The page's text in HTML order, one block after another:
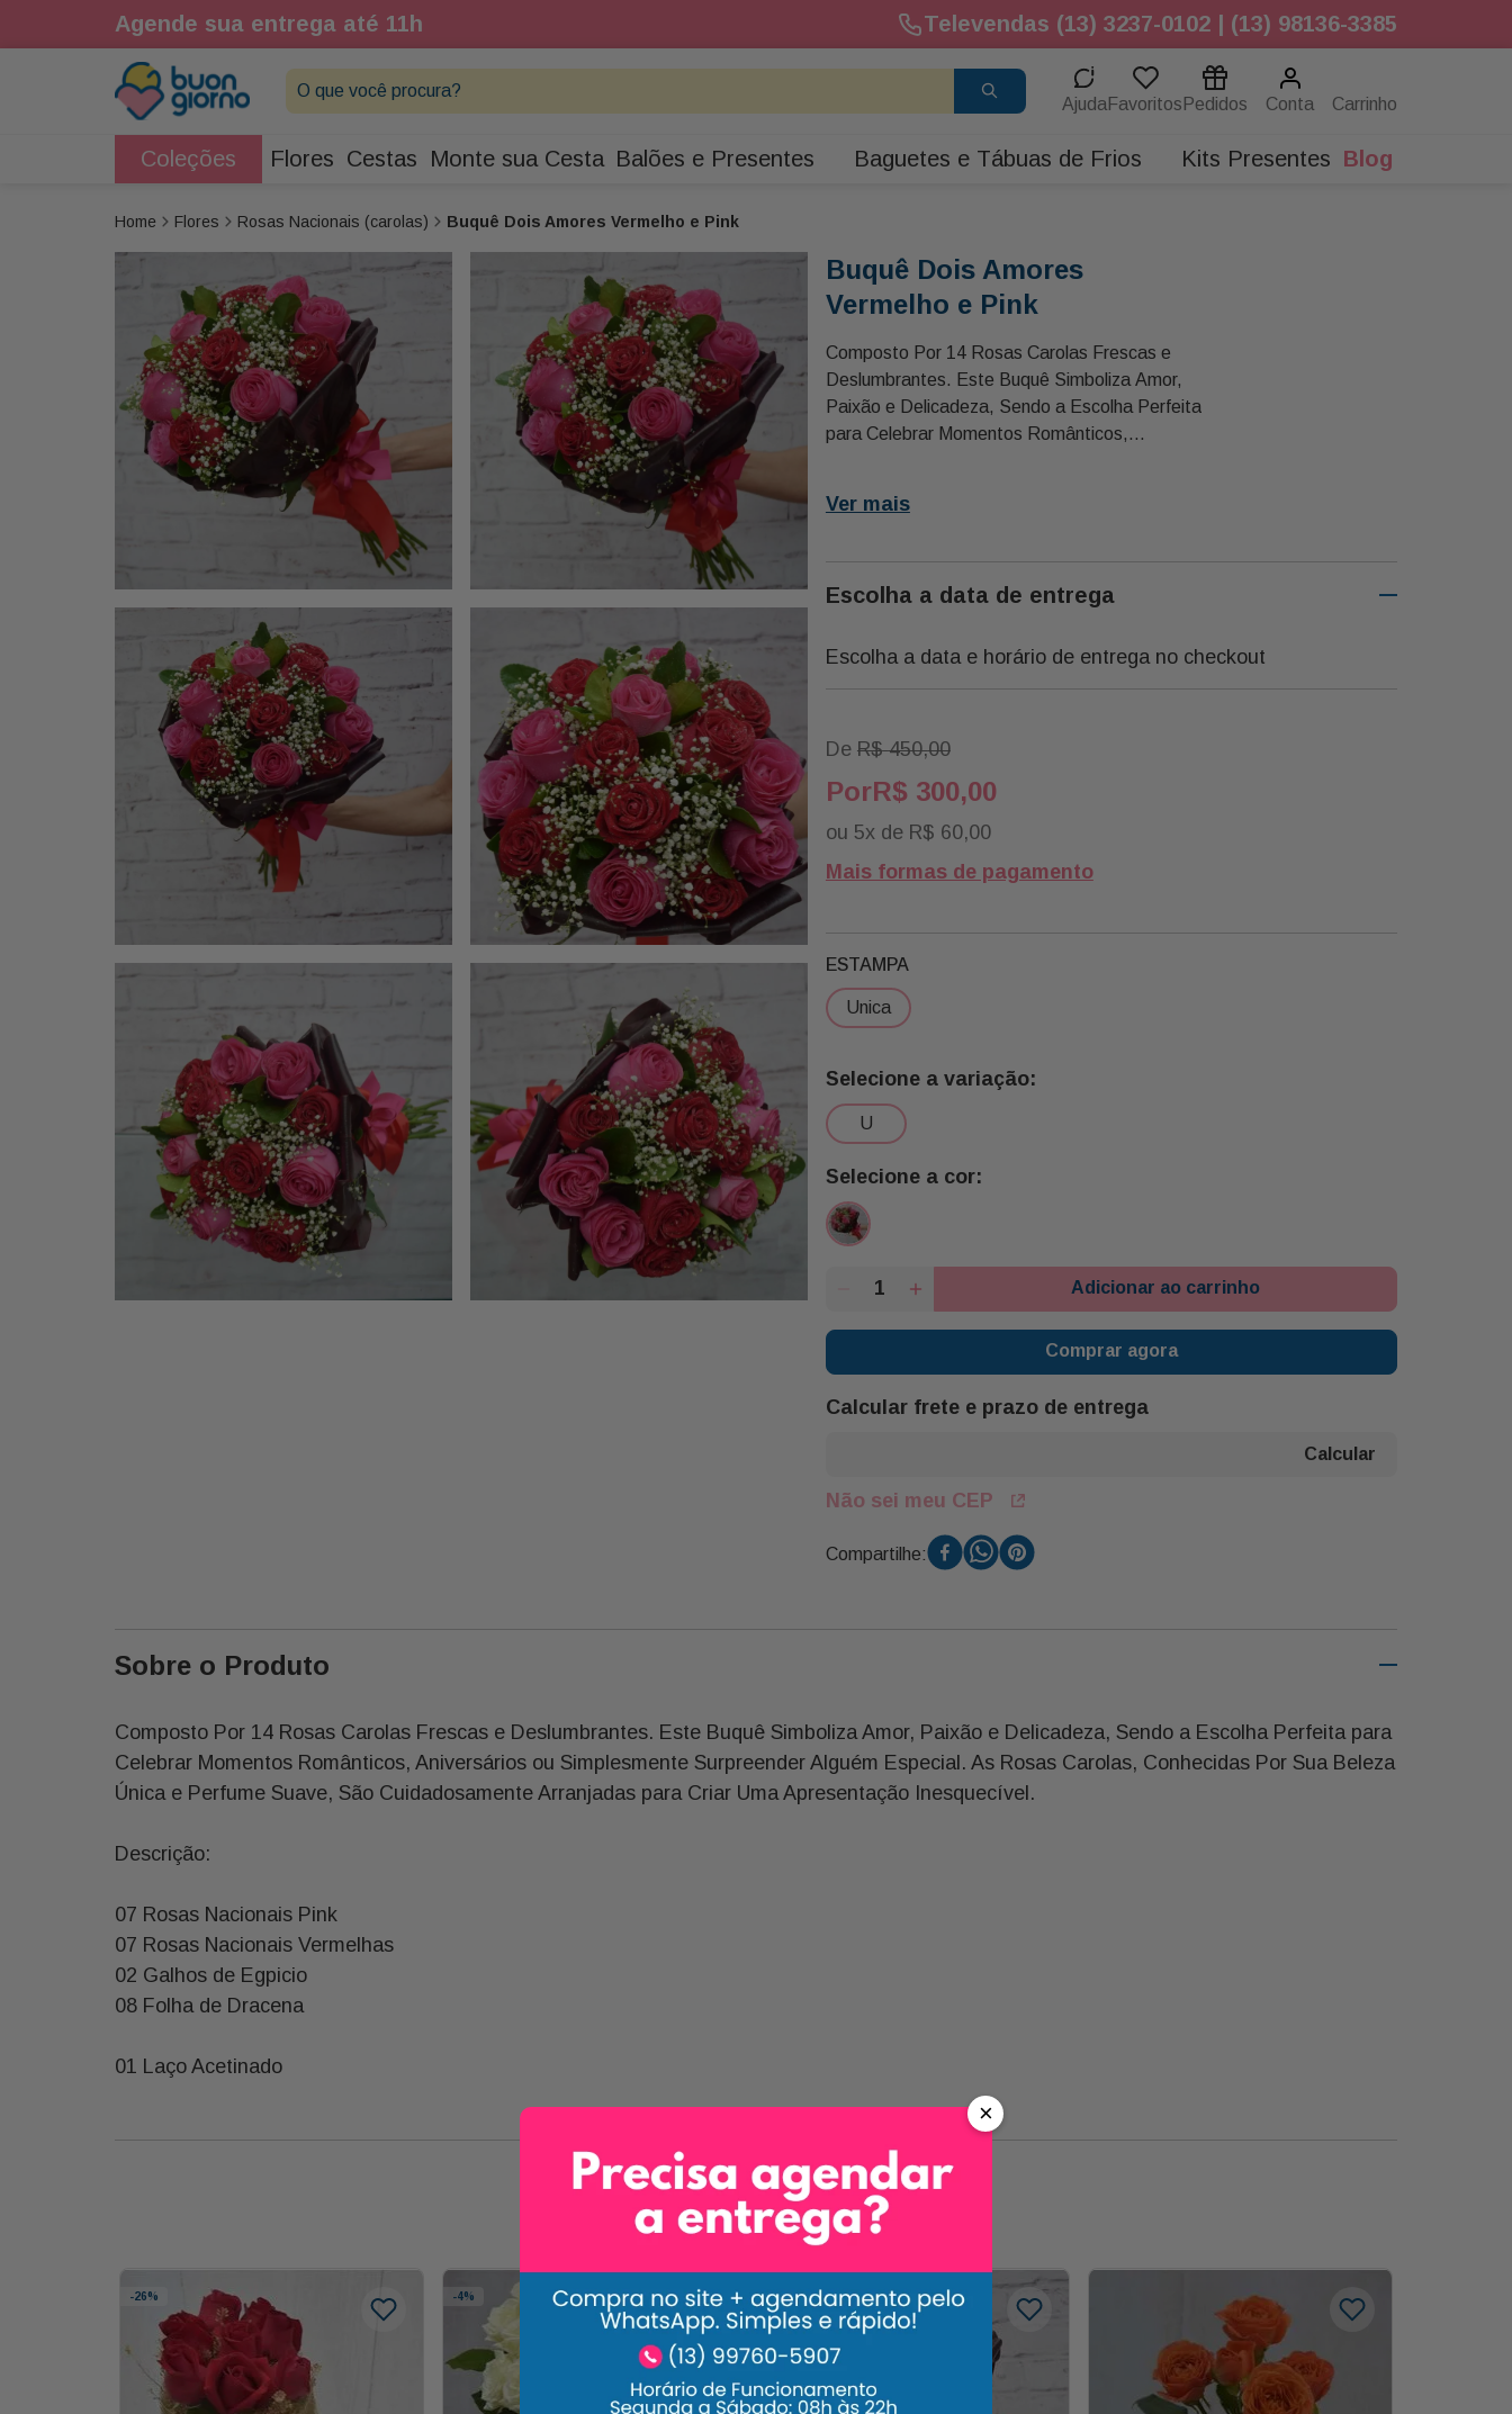
Agende sua entrega até 11h Televendas (13) 3237-0102 | (13) 98136-3385
O que você procura?
Ajuda Favoritos Pedidos Conta
Coleções Flores Cestas Monte sua Cesta Balões e Presentes Baguetes e Tábuas de Frios Kits Presentes Blog
Flores Rosas Nacionais (carolas) Buquê Dois Amores Vermelho e Pink
Buquê Dois Amores
Vermelho e Pink
Composto Por 14 Rosas Carolas Frescas e
Deslumbrantes. Este Buquê Simboliza Amor,
Paixão e Delicadeza, Sendo a Escolha Perfeita
para Celebrar Momentos Românticos,
Conhecidas Por Sua Beleza Única e Perfume
08 Folha de Dracena
01 Laço Acetinado
Ver mais
Escolha a data de entrega
Escolha a data e horário de entrega no checkout
De R$ 450,00
R$ 300,00
ou 5x de R$ 60,00
Mais formas de pagamento
u
ESTAMPA
unica
Adicionar ao carrinho
Comprar agora
Calcular frete e prazo de entrega
Não sei meu CEP
Compartilhe:
Sobre o Produto
Composto Por 14 Rosas Carolas Frescas e Deslumbrantes. Este Buquê Simboliza Amor, Paixão e Delicadeza, Sendo a Escolha Perfeita para
Celebrar Momentos Românticos, Aniversários ou Simplesmente Surpreender Alguém Especial. As Rosas Carolas, Conhecidas Por Sua Beleza
Única e Perfume Suave, São Cuidadosamente Arranjadas para Criar Uma Apresentação Inesquecível.
Descrição:
07 Rosas Nacionais Pink
07 Rosas Nacionais Vermelhas
02 Galhos de Egpicio
08 Folha de Dracena
01 Laço Acetinado
Carrossel Descrição
-26% -4% -33%
×